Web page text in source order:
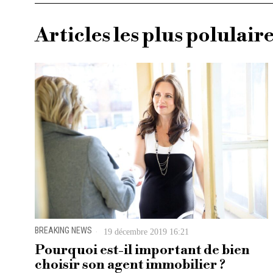
Articles les plus
BREAKING NEWS 19 décembre 2019 16:21
Pourquoi est-il important de bien
choisir son agent immobilier ?